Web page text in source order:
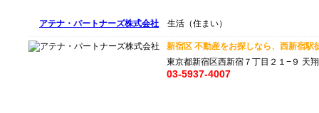
アテナ・パートナーズ株式会社 生活（住まい）
新宿区 不動産をお探しなら、西新宿駅
東京都新宿区西新宿７丁目２１−９ 天
03-5937-4007